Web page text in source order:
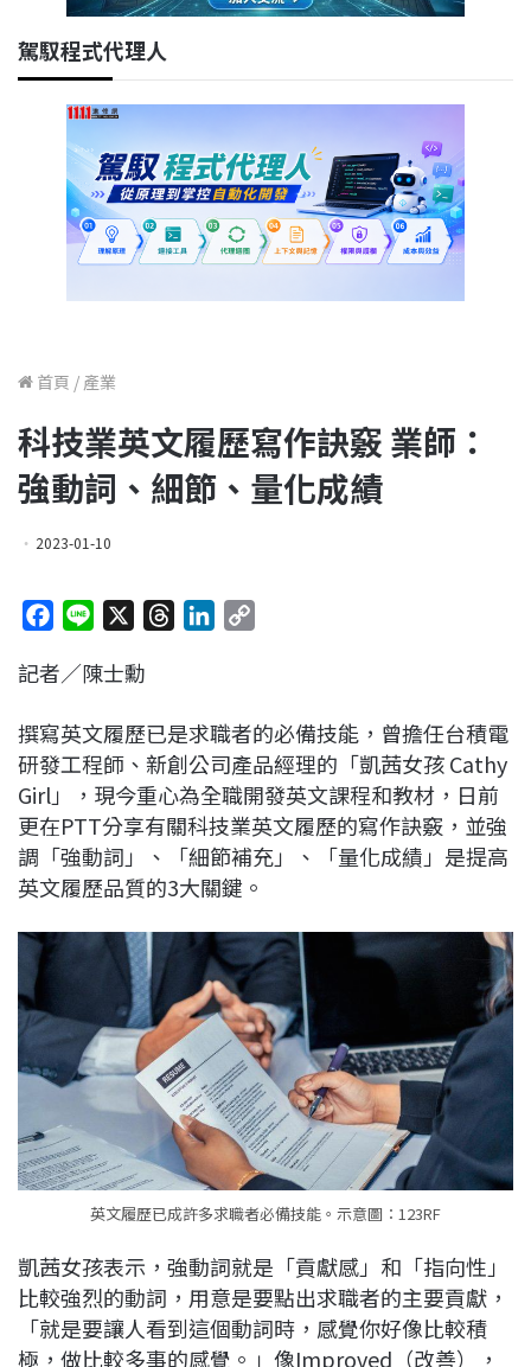
駕馭程式代理人